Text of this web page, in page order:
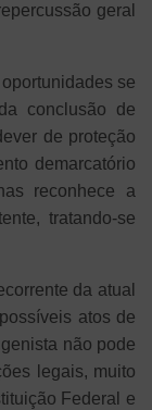
geral
se
conclusão de
de proteção
demarcatório
reconhece a
tratando-se
da atual
atos de
não pode
legais, muito
Federal e